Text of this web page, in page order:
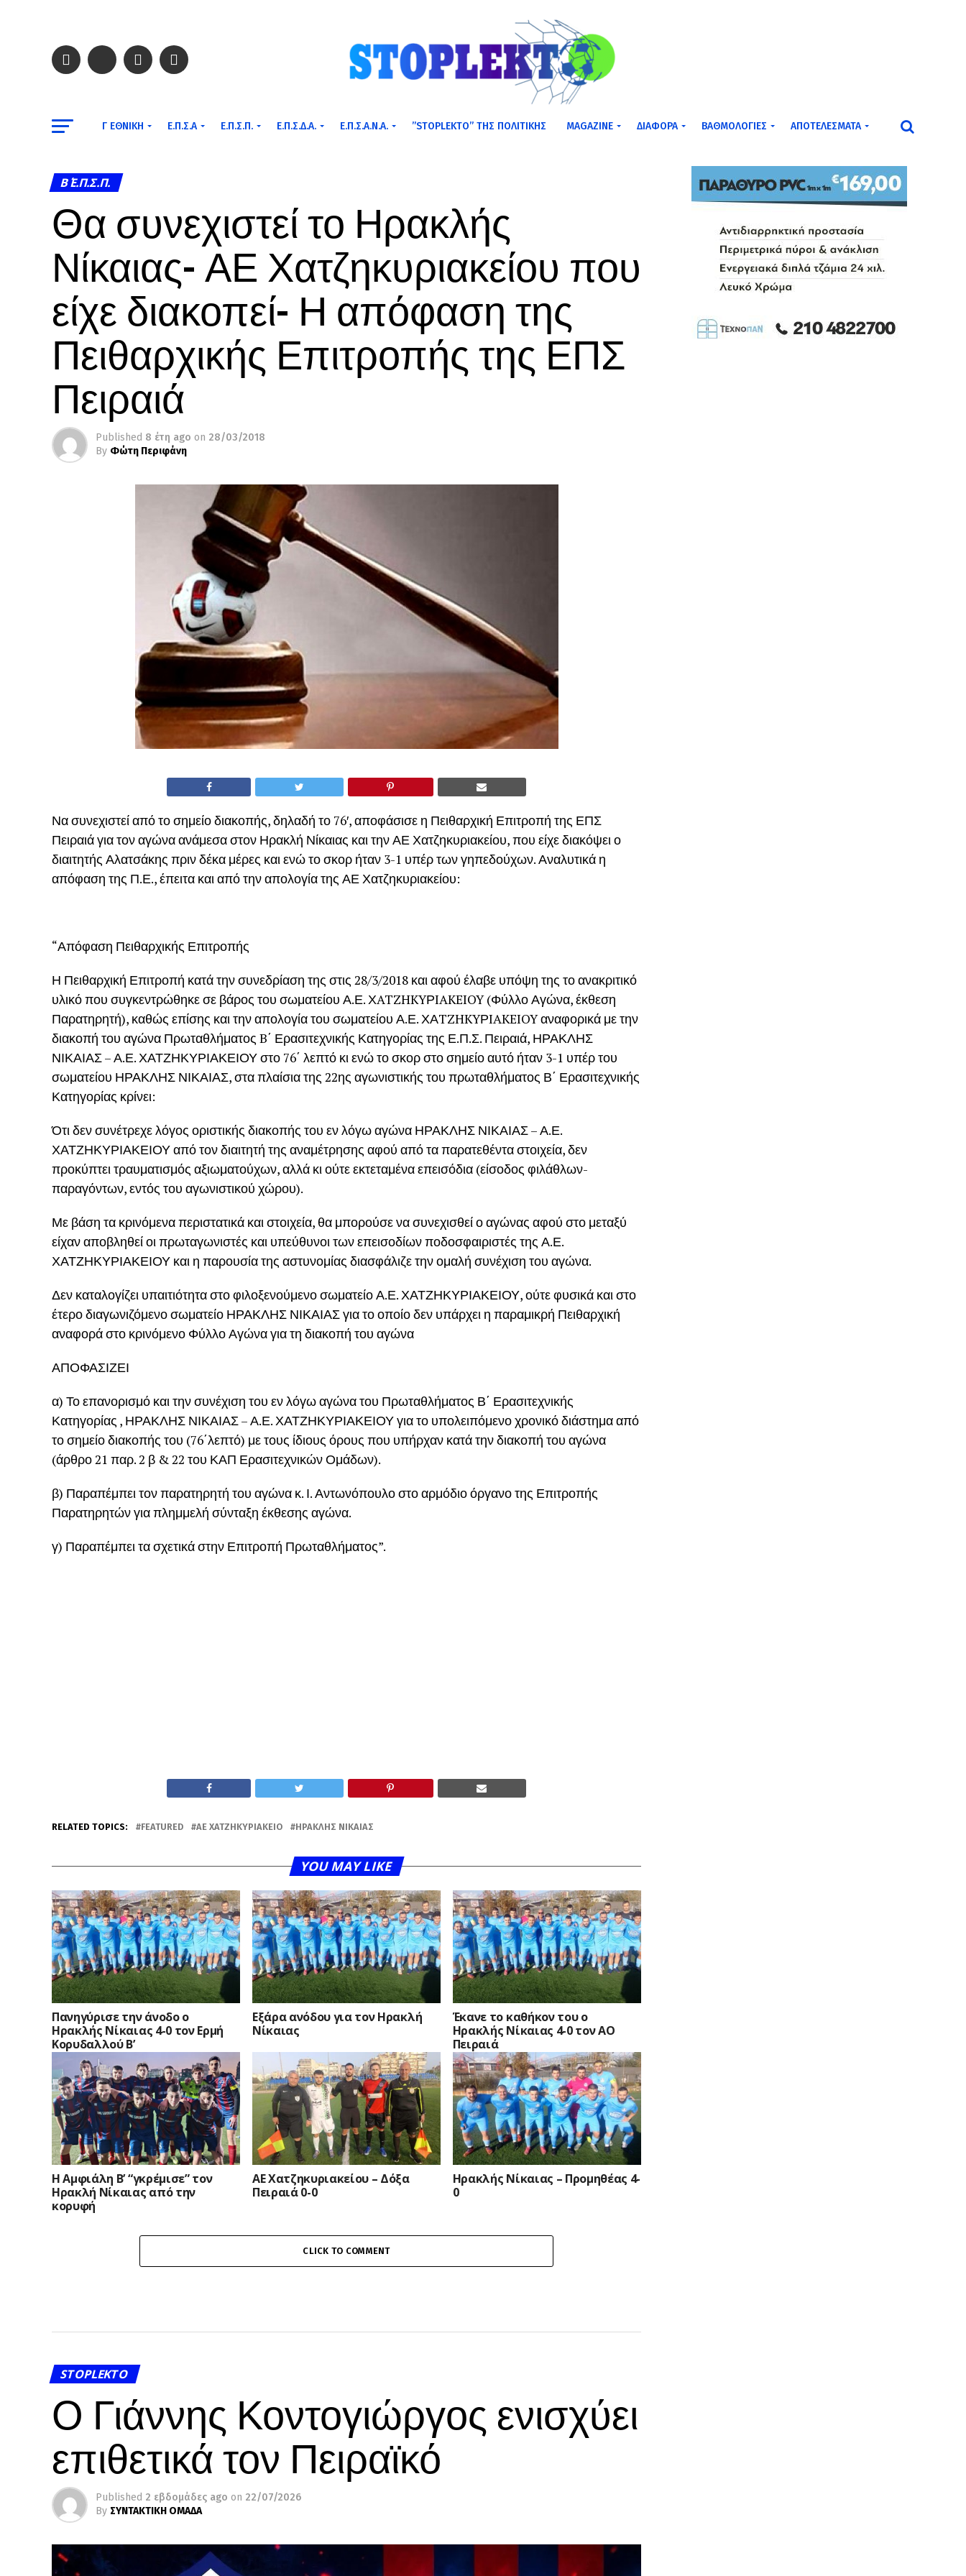
Γ ΕΘΝΙΚΉ Ε.Π.Σ.Α Ε.Π.Σ.Π. Ε.Π.Σ.Δ.Α. Ε.Π.Σ.Α.Ν.Α. ”STOPLEKTO” ΤΗΣ ΠΟΛΙΤΙΚΗΣ MAGAZINE ΔΙΆΦΟΡΑ ΒΑΘΜΟΛΟΓΊΕΣ ΑΠΟΤΕΛΈΣΜΑΤΑ
Β΄ Ε.Π.Σ.Π.
Θα συνεχιστεί το Ηρακλής
Νίκαιας- ΑΕ Χατζηκυριακείου που
είχε διακοπεί- Η απόφαση της
Πειθαρχικής Επιτροπής της ΕΠΣ
Πειραιά
Published 8 έτη ago on 28/03/2018
By Φώτη Περιφάνη
Να συνεχιστεί από το σημείο διακοπής, δηλαδή το 76′, αποφάσισε η Πειθαρχική Επιτροπή της ΕΠΣ
Πειραιά για τον αγώνα ανάμεσα στον Ηρακλή Νίκαιας και την ΑΕ Χατζηκυριακείου, που είχε διακόψει ο
διαιτητής Αλατσάκης πριν δέκα μέρες και ενώ το σκορ ήταν 3-1 υπέρ των γηπεδούχων. Αναλυτικά η
απόφαση της Π.Ε., έπειτα και από την απολογία της ΑΕ Χατζηκυριακείου:
“Απόφαση Πειθαρχικής Επιτροπής
Η Πειθαρχική Επιτροπή κατά την συνεδρίαση της στις 28/3/2018 και αφού έλαβε υπόψη της το ανακριτικό
υλικό που συγκεντρώθηκε σε βάρος του σωματείου Α.Ε. ΧATZHKYΡIAKEIOY (Φύλλο Αγώνα, έκθεση
Παρατηρητή), καθώς επίσης και την απολογία του σωματείου Α.Ε. ΧΑTZHKYΡIAKEIOY αναφορικά με την
διακοπή του αγώνα Πρωταθλήματος B΄ Ερασιτεχνικής Κατηγορίας της Ε.Π.Σ. Πειραιά, ΗΡΑΚΛΗΣ
ΝΙΚΑΙΑΣ – Α.Ε. ΧΑΤΖΗΚΥΡΙΑΚΕΙΟΥ στο 76΄ λεπτό κι ενώ το σκορ στο σημείο αυτό ήταν 3-1 υπέρ του
σωματείου ΗΡΑΚΛΗΣ ΝΙΚΑΙΑΣ, στα πλαίσια της 22ης αγωνιστικής του πρωταθλήματος Β΄ Ερασιτεχνικής
Κατηγορίας κρίνει:
Ότι δεν συνέτρεχε λόγος οριστικής διακοπής του εν λόγω αγώνα ΗΡΑΚΛΗΣ ΝΙΚΑΙΑΣ – Α.Ε.
ΧΑΤΖΗΚΥΡΙΑΚΕΙΟΥ από τον διαιτητή της αναμέτρησης αφού από τα παρατεθέντα στοιχεία, δεν
προκύπτει τραυματισμός αξιωματούχων, αλλά κι ούτε εκτεταμένα επεισόδια (είσοδος φιλάθλων-
παραγόντων, εντός του αγωνιστικού χώρου).
Με βάση τα κρινόμενα περιστατικά και στοιχεία, θα μπορούσε να συνεχισθεί ο αγώνας αφού στο μεταξύ
είχαν αποβληθεί οι πρωταγωνιστές και υπεύθυνοι των επεισοδίων ποδοσφαιριστές της Α.Ε.
ΧΑΤΖΗΚΥΡΙΑΚΕΙΟΥ και η παρουσία της αστυνομίας διασφάλιζε την ομαλή συνέχιση του αγώνα.
Δεν καταλογίζει υπαιτιότητα στο φιλοξενούμενο σωματείο Α.Ε. ΧΑΤΖΗΚΥΡΙΑΚΕΙΟΥ, ούτε φυσικά και στο
έτερο διαγωνιζόμενο σωματείο ΗΡΑΚΛΗΣ ΝΙΚΑΙΑΣ για το οποίο δεν υπάρχει η παραμικρή Πειθαρχική
αναφορά στο κρινόμενο Φύλλο Αγώνα για τη διακοπή του αγώνα
ΑΠΟΦΑΣΙΖΕΙ
α) Το επανορισμό και την συνέχιση του εν λόγω αγώνα του Πρωταθλήματος Β΄ Ερασιτεχνικής
Κατηγορίας , ΗΡΑΚΛΗΣ ΝΙΚΑΙΑΣ – Α.Ε. ΧΑΤΖΗΚΥΡΙΑΚΕΙΟΥ για το υπολειπόμενο χρονικό διάστημα από
το σημείο διακοπής του (76΄λεπτό) με τους ίδιους όρους που υπήρχαν κατά την διακοπή του αγώνα
(άρθρο 21 παρ. 2 β & 22 του ΚΑΠ Ερασιτεχνικών Ομάδων).
β) Παραπέμπει τον παρατηρητή του αγώνα κ. Ι. Αντωνόπουλο στο αρμόδιο όργανο της Επιτροπής
Παρατηρητών για πλημμελή σύνταξη έκθεσης αγώνα.
γ) Παραπέμπει τα σχετικά στην Επιτροπή Πρωταθλήματος”.
RELATED TOPICS: FEATURED ΑΕ ΧΑΤΖΗΚΥΡΙΆΚΕΙΟ ΗΡΑΚΛΉΣ ΝΊΚΑΙΑΣ
YOU MAY LIKE
Πανηγύρισε την άνοδο ο
Ηρακλής Νίκαιας 4-0 τον Ερμή
Κορυδαλλού Β’
Εξάρα ανόδου για τον Ηρακλή
Νίκαιας
Έκανε το καθήκον του ο
Ηρακλής Νίκαιας 4-0 τον ΑΟ
Πειραιά
Η Αμφιάλη Β’ “γκρέμισε” τον
Ηρακλή Νίκαιας από την
κορυφή
ΑΕ Χατζηκυριακείου – Δόξα
Πειραιά 0-0
Ηρακλής Νίκαιας – Προμηθέας 4-
0
CLICK TO COMMENT
STOPLEKTO
Ο Γιάννης Κοντογιώργος ενισχύει
επιθετικά τον Πειραϊκό
Published 2 εβδομάδες ago on 22/07/2026
By ΣΥΝΤΑΚΤΙΚΗ ΟΜΑΔΑ